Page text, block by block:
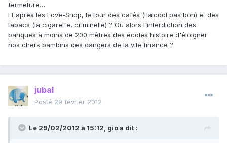
fermeture…
Et après les Love-Shop, le tour des cafés (l'alcool pas bon) et des
tabacs (la cigarette, criminelle) ? Ou alors l'interdiction des
banques à moins de 200 mètres des écoles histoire d'éloigner
nos chers bambins des dangers de la vile finance ?
jubal
Posté 29 février 2012
Le 29/02/2012 à 15:12, gio a dit :